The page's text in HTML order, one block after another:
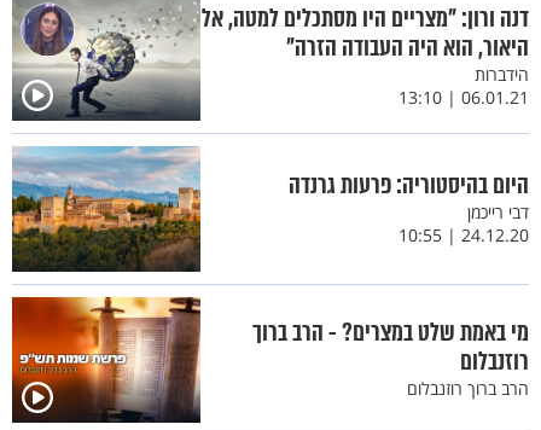
דנה ורון: "מצריים היו מסתכלים למטה, אל
היאור, הוא היה העבודה הזרה"
הידברות
06.01.21 | 13:10
היום בהיסטוריה: פרעות גרנדה
דבי רייכמן
24.12.20 | 10:55
מי באמת שלט במצרים? - הרב ברוך
רוזנבלום
הרב ברוך רוזנבלום